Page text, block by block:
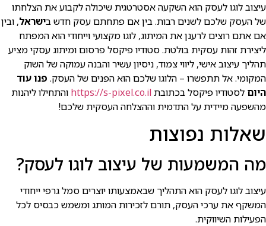
עיצוב לוגו לעסק הוא השקעה אסטרטגית שיכולה לקבוע את הצלחתו
של העסק שלכם לשנים רבות. בין אם פתחתם עסק חדש בישראל, ובין
אם אתם רוצים לרענן את המיתוג, לוגו מקצועי וייחודי הוא המפתח
ליצירת זהות עסקית בולטת. סטודיו פיקסל פרסום ומיתוג עסקי מציע
תהליך עיצוב אישי, ליווי צמוד, ניסיון עשיר והבנה עמוקה של השוק
המקומי. אל תתפשרו – הלוגו שלכם הוא הפנים של העסק. פנו עוד
היום לסטודיו פיקסל בכתובת https://s-pixel.co.il והתחילו ליהנות
מהשפעה מיידית על התדמית וההצלחה העסקית שלכם!
שאלות נפוצות
מה המשמעות של עיצוב לוגו לעסק?
עיצוב לוגו לעסק הוא התהליך שבאמצעותו יוצרים סמל גרפי ייחודי
המשקף את ערכי העסק, תורם לזכירות המותג ומשמש כבסיס לכל
הפעילות השיווקית.